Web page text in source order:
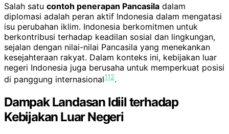
Salah satu contoh penerapan Pancasila dalam
diplomasi adalah peran aktif Indonesia dalam mengatasi
isu perubahan iklim. Indonesia berkomitmen untuk
berkontribusi terhadap keadilan sosial dan lingkungan,
sejalan dengan nilai-nilai Pancasila yang menekankan
kesejahteraan rakyat. Dalam konteks ini, kebijakan luar
negeri Indonesia juga berusaha untuk memperkuat posisi
di panggung internasional112.
Dampak Landasan Idiil terhadap
Kebijakan Luar Negeri